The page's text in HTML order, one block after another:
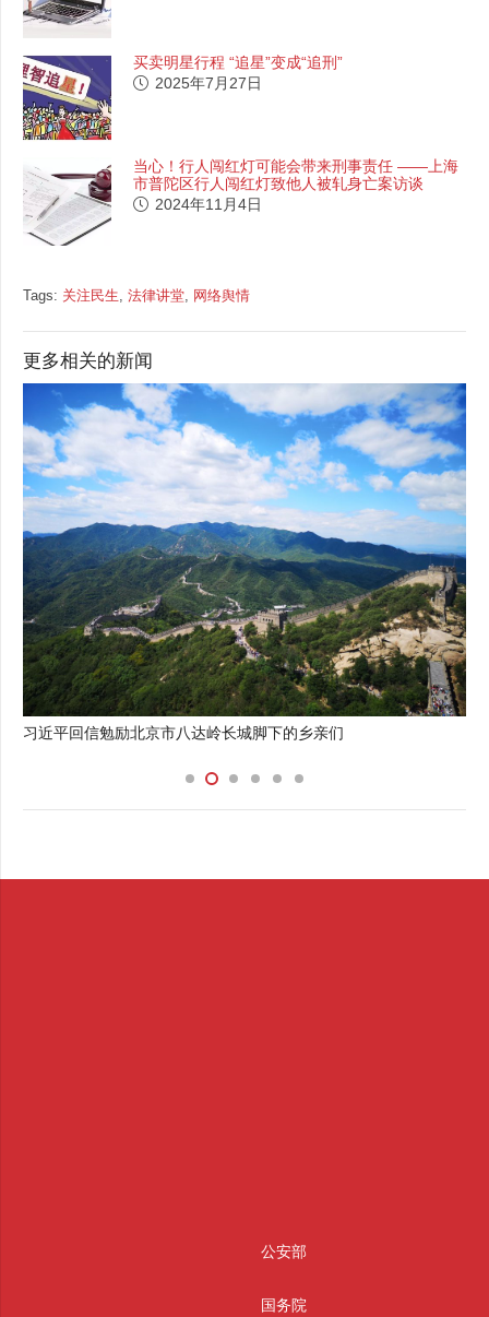
买卖明星行程 “追星”变成“追刑”
2025年7月27日
当心！行人闯红灯可能会带来刑事责任 ——上海
市普陀区行人闯红灯致他人被轧身亡案访谈
2024年11月4日
Tags: 关注民生, 法律讲堂, 网络舆情
更多相关的新闻
信勉励北京市八达岭长城脚下的乡亲们
今日辟谣
公安部
国务院